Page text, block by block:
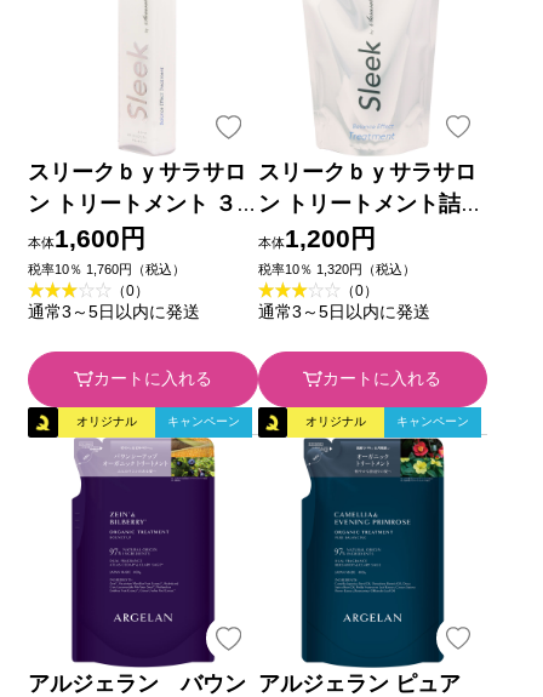
スリークｂｙサラサロ
ン トリートメント ３
６０ｍｌ ＡＱＵＡ・Ｎ
ＯＡ
本体1,600円
税率10％ 1,760円（税込）
（0）
通常3～5日以内に発送
カートに入れる
スリークｂｙサラサロ
ン トリートメント詰替
３４０ｍｌ ＡＱＵＡ・
ＮＯＡ
本体1,200円
税率10％ 1,320円（税込）
（0）
通常3～5日以内に発送
カートに入れる
オリジナル キャンペーン
アルジェラン バウン
オリジナル キャンペーン
アルジェラン ピュア